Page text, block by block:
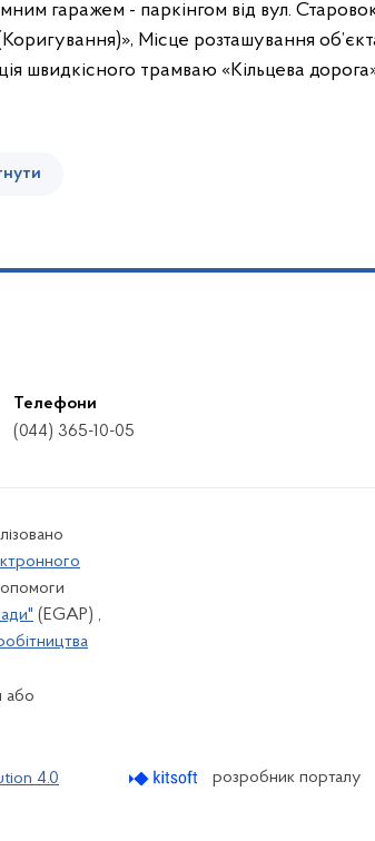
гаражем - паркінгом від вул.
Місце розташування
швидкісного трамваю «Кільцева
Телефони
(044) 365-10-05
(EGAP) ,
або
4.0
розробник порталу